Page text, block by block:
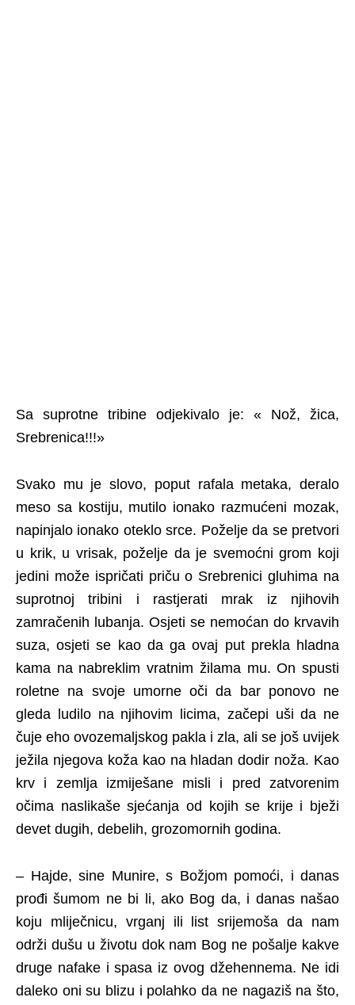
Sa suprotne tribine odjekivalo je: « Nož, žica,
Srebrenica!!!»
Svako mu je slovo, poput rafala metaka, deralo
meso sa kostiju, mutilo ionako razmućeni mozak,
napinjalo ionako oteklo srce. Poželje da se pretvori
u krik, u vrisak, poželje da je svemoćni grom koji
jedini može ispričati priču o Srebrenici gluhima na
suprotnoj tribini i rastjerati mrak iz njihovih
zamračenih lubanja. Osjeti se nemoćan do krvavih
suza, osjeti se kao da ga ovaj put prekla hladna
kama na nabreklim vratnim žilama mu. On spusti
roletne na svoje umorne oči da bar ponovo ne
gleda ludilo na njihovim licima, začepi uši da ne
čuje eho ovozemaljskog pakla i zla, ali se još uvijek
ježila njegova koža kao na hladan dodir noža. Kao
krv i zemlja izmiješane misli i pred zatvorenim
očima naslikaše sjećanja od kojih se krije i bježi
devet dugih, debelih, grozomornih godina.
– Hajde, sine Munire, s Božjom pomoći, i danas
prođi šumom ne bi li, ako Bog da, i danas našao
koju mliječnicu, vrganj ili list srijemoša da nam
održi dušu u životu dok nam Bog ne pošalje kakve
druge nafake i spasa iz ovog džehennema. Ne idi
daleko oni su blizu i polahko da ne nagaziš na što,